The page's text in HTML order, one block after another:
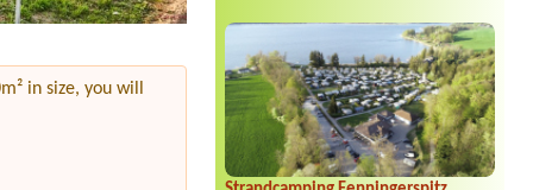
in size, you will